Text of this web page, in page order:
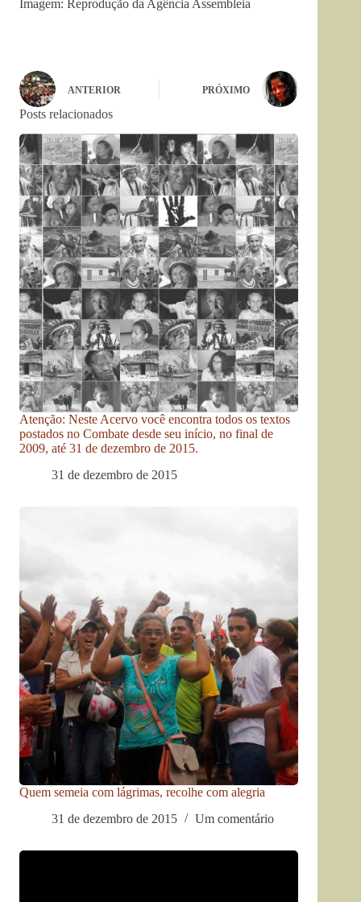
Imagem: Reprodução da Agência Assembleia
ANTERIOR PRÓXIMO
Posts relacionados
Atenção: Neste Acervo você encontra todos os textos
postados no Combate desde seu início, no final de
2009, até 31 de dezembro de 2015.
31 de dezembro de 2015
Quem semeia com lágrimas, recolhe com alegria
31 de dezembro de 2015
Um comentário